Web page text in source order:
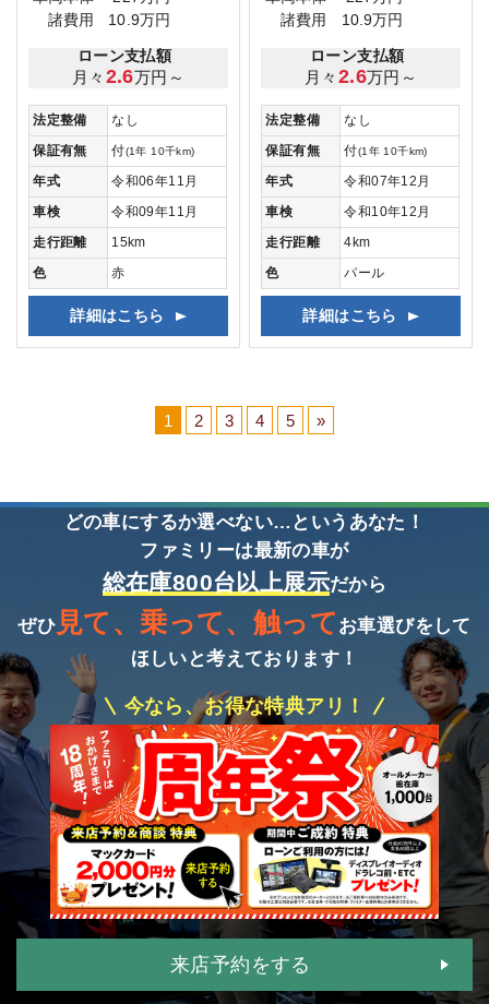
諸費用
10.9万円
ローン支払額
月々 2.6万円～
法定整備
なし
保証有無
付(1年 10千km)
年式
令和06年11月
車検
令和09年11月
走行距離
15km
色
赤
詳細はこちら
諸費用
10.9万円
ローン支払額
月々 2.6万円～
法定整備
なし
保証有無
付(1年 10千km)
年式
令和07年12月
車検
令和10年12月
走行距離
4km
色
パール
詳細はこちら
1 2 3 4 5 »
どの車にするか選べない…というあなた！
ファミリーは最新の車が
総在庫800台以上展示だから
ぜひ 見て、乗って、触って お車選びをして
ほしいと考えております！
今なら、お得な特典アリ！
来店予約をする